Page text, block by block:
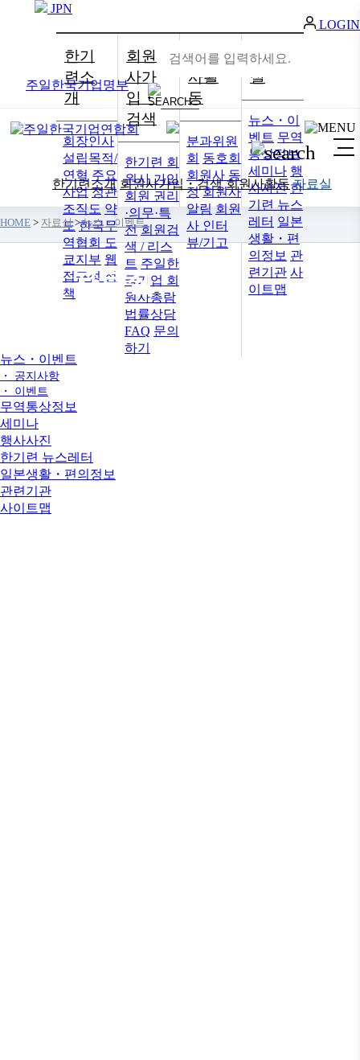
한기
련소
개
회장인사
설립목적/
연혁 주요
사업 정관
조직도 약
도 한국무
역협회 도
쿄지부 웹
접근성 정
책
회원
사가
입・
검색
한기련 회
원사 가입
회원 권리
·의무·특
전 회원검
색 / 리스
트 주일한
국기업 회
원사총람
법률상담
FAQ 문의
하기
회원
사활
동
분과위원
회 동호회
회원사 동
정 회원사
알림 회원
사 인터
뷰/기고
자료
실
뉴스・이
벤트 무역
통상정보
세미나 행
사사진 한
기련 뉴스
레터 일본
생활・편
의정보 관
련기관 사
이트맵
주일한국기업명부
JPN
LOGIN
한기련소개 회원사가입・검색 회원사활동 자료실
HOME > 자료실>뉴스・이벤트
자료실
뉴스・이벤트
・ 공지사항
・ 이벤트
무역통상정보
세미나
행사사진
한기련 뉴스레터
일본생활・편의정보
관련기관
사이트맵